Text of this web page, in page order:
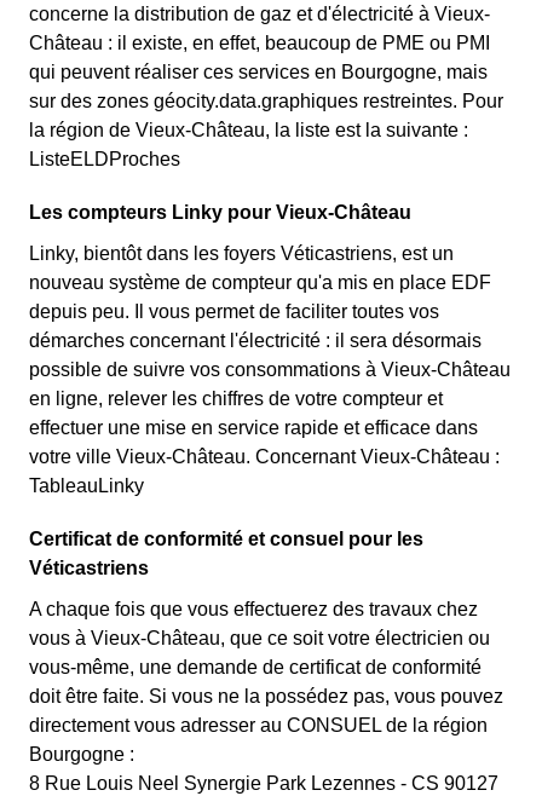
concerne la distribution de gaz et d'électricité à Vieux-
Château : il existe, en effet, beaucoup de PME ou PMI
qui peuvent réaliser ces services en Bourgogne, mais
sur des zones géocity.data.graphiques restreintes. Pour
la région de Vieux-Château, la liste est la suivante :
ListeELDProches
Les compteurs Linky pour Vieux-Château
Linky, bientôt dans les foyers Véticastriens, est un
nouveau système de compteur qu'a mis en place EDF
depuis peu. Il vous permet de faciliter toutes vos
démarches concernant l'électricité : il sera désormais
possible de suivre vos consommations à Vieux-Château
en ligne, relever les chiffres de votre compteur et
effectuer une mise en service rapide et efficace dans
votre ville Vieux-Château. Concernant Vieux-Château :
TableauLinky
Certificat de conformité et consuel pour les
Véticastriens
A chaque fois que vous effectuerez des travaux chez
vous à Vieux-Château, que ce soit votre électricien ou
vous-même, une demande de certificat de conformité
doit être faite. Si vous ne la possédez pas, vous pouvez
directement vous adresser au CONSUEL de la région
Bourgogne :
8 Rue Louis Neel Synergie Park Lezennes - CS 90127